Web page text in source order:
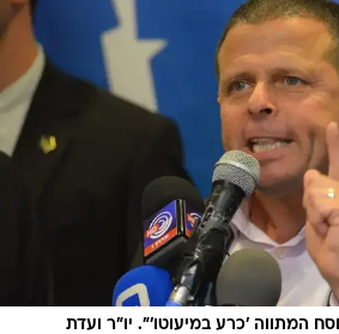
המתווה 'כרע במיעוטו'". יו"ר ועדת